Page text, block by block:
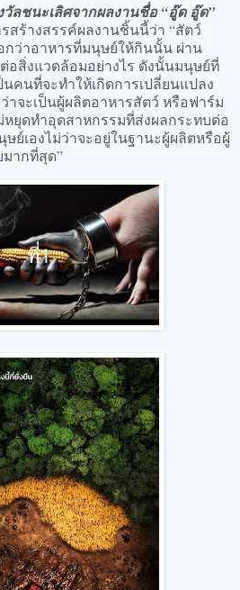
ลชนะเลิศจากผลงานชื่อ “อู๊ด อู๊ด”
สร้างสรรค์ผลงานชิ้นนี้ว่า “สัตว์
กว่าอาหารที่มนุษย์ให้กินนั้น ผ่าน
อสิ่งแวดล้อมอย่างไร ดังนั้นมนุษย์ที่
คนที่จะทำให้เกิดการเปลี่ยนแปลง
าจะเป็นผู้ผลิตอาหารสัตว์ หรือฟาร์ม
หยุดทำอุตสาหกรรมที่ส่งผลกระทบต่อ
ย์เองไม่ว่าจะอยู่ในฐานะผู้ผลิตหรือผู้
ากที่สุด”